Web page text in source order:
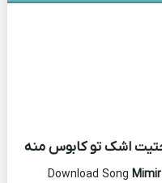
اشک تو کابوس منه
Download Song